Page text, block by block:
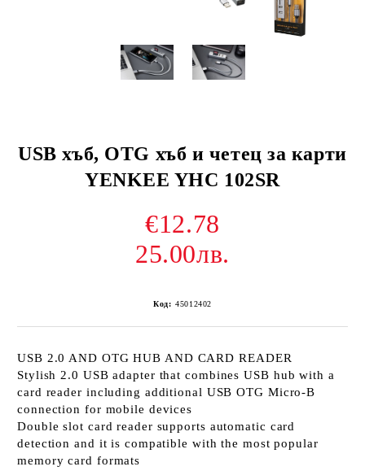
USB хъб, OTG хъб и четец за карти
YENKEE YHC 102SR
€12.78
25.00лв.
Код: 45012402
USB 2.0 AND OTG HUB AND CARD READER
Stylish 2.0 USB adapter that combines USB hub with a
card reader including additional USB OTG Micro-B
connection for mobile devices
Double slot card reader supports automatic card
detection and it is compatible with the most popular
memory card formats